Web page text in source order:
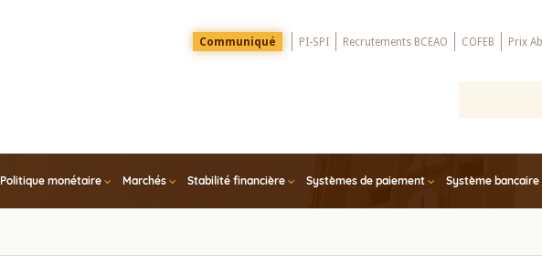
Menu
Top
Communiqué PI-SPI Recrutements BCEAO COFEB Prix
Politique monétaire Marchés Stabilité financière Systèmes de paiement Système